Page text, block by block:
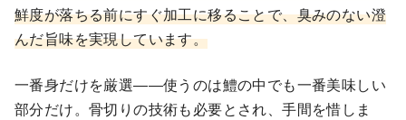
鮮度が落ちる前にすぐ加工に移ることで、臭みのない澄
んだ旨味を実現しています。
一番身だけを厳選――使うのは鱧の中でも一番美味しい
部分だけ。骨切りの技術も必要とされ、手間を惜しま